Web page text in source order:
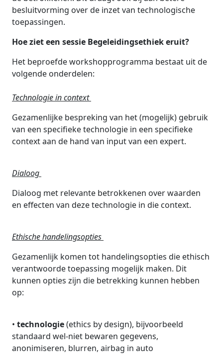
besluitvorming over de inzet van technologische
toepassingen.
Hoe ziet een sessie Begeleidingsethiek eruit?
Het beproefde workshopprogramma bestaat uit de
volgende onderdelen:
Technologie in context
Gezamenlijke bespreking van het (mogelijk) gebruik
van een specifieke technologie in een specifieke
context aan de hand van input van een expert.
Dialoog
Dialoog met relevante betrokkenen over waarden
en effecten van deze technologie in die context.
Ethische handelingsopties
Gezamenlijk komen tot handelingsopties die ethisch
verantwoorde toepassing mogelijk maken. Dit
kunnen opties zijn die betrekking kunnen hebben
op:
• technologie(ethics by design), bijvoorbeeld
standaard wel-niet bewaren gegevens,
anonimiseren, blurren, airbag in auto